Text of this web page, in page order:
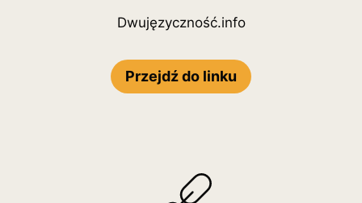
Dwujęzyczność.info
Przejdź do linku